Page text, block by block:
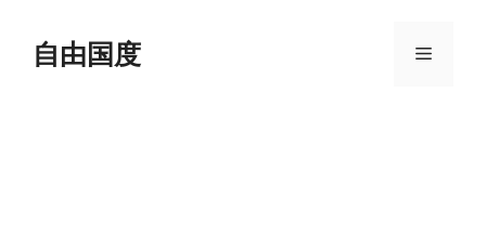
自由国度 菜